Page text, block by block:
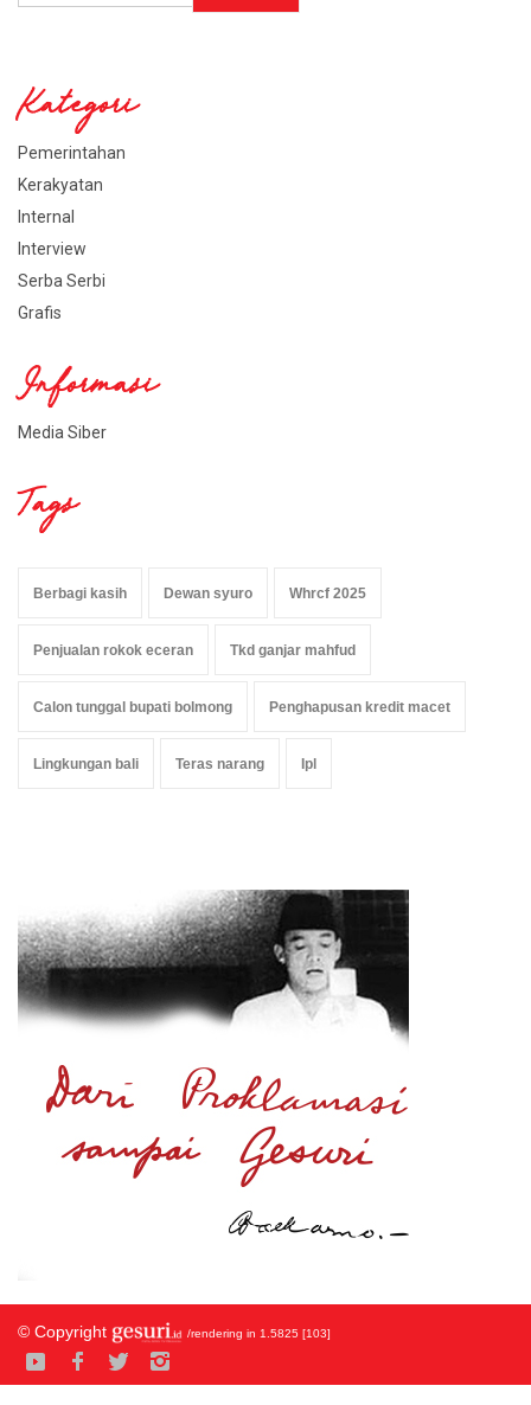
Kategori
Pemerintahan
Kerakyatan
Internal
Interview
Serba Serbi
Grafis
Informasi
Media Siber
Tags
Berbagi kasih Dewan syuro Whrcf 2025
Penjualan rokok eceran Tkd ganjar mahfud
Calon tunggal bupati bolmong Penghapusan kredit macet
Lingkungan bali Teras narang Ipl
© Copyright /rendering in 1.5825 [103]